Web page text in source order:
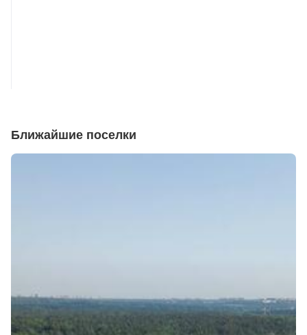
Ближайшие поселки